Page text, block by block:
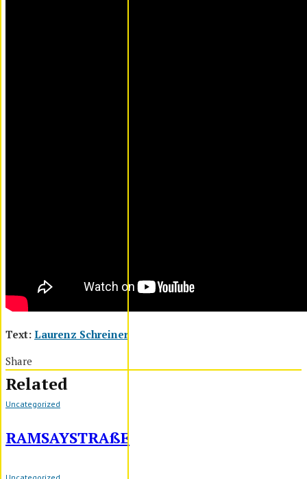
Text: Laurenz Schreiner
Share
Related
Uncategorized
RAMSAYSTRAßE